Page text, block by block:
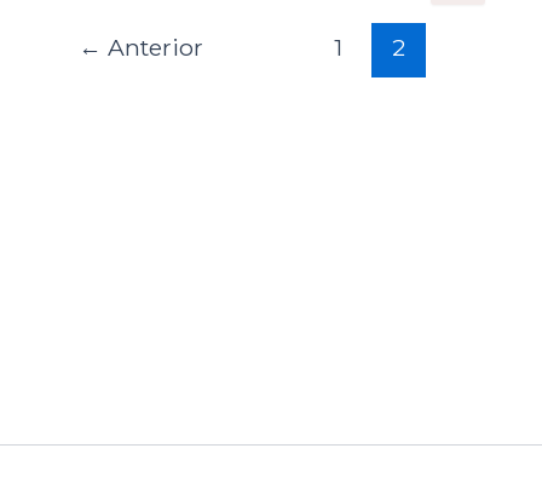
← Anterior 1 2